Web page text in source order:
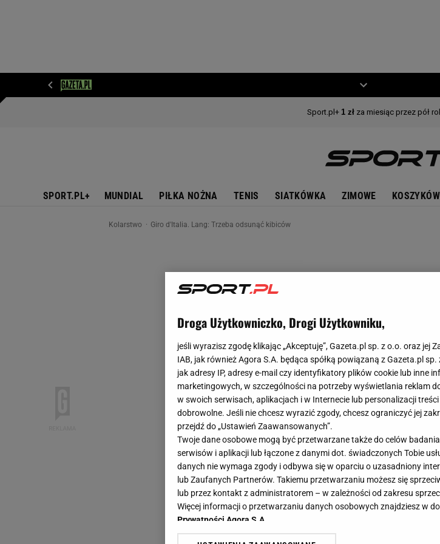
SPORT.PL+ MUNDIAL PIŁKA NOŻNA TENIS SIATKÓWKA ZIMOWE
Kolarstwo Giro d'Italia. Lang: Trzeba odsunąć kibiców
Droga Użytkowniczko, Drogi Użytkowniku,
jeśli wyrazisz zgodę klikając „Akceptuję”, Gazeta.pl sp. z o.o. oraz jej
IAB, jak również Agora S.A. będąca spółką powiązaną z Gazeta.pl
jak adresy IP, adresy e-mail czy identyfikatory plików cookie lub inne
marketingowych, w szczególności na potrzeby wyświetlania reklam
w swoich serwisach, aplikacjach i w Internecie lub personalizacji
dobrowolne. Jeśli nie chcesz wyrazić zgody, chcesz ograniczyć jej
przejdź do „Ustawień Zaawansowanych”.
Twoje dane osobowe mogą być przetwarzane także do celów
serwisów i aplikacji lub łączone z danymi dot. świadczonych Tobie
danych nie wymaga zgody i odbywa się w oparciu o uzasadniony
lub Zaufanych Partnerów. Takiemu przetwarzaniu możesz się
lub przez kontakt z administratorem – w zależności od zakresu
Więcej informacji o przetwarzaniu danych osobowych znajdziesz w
Prywatności Agora S.A.